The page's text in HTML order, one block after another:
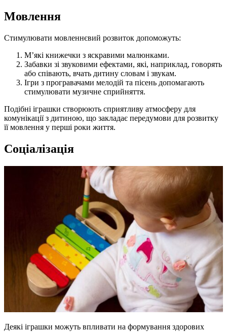
Мовлення
Стимулювати мовленнєвий розвиток допоможуть:
М’які книжечки з яскравими малюнками.
Забавки зі звуковими ефектами, які, наприклад, говорять
або співають, вчать дитину словам і звукам.
Ігри з програвачами мелодій та пісень допомагають
стимулювати музичне сприйняття.
Подібні іграшки створюють сприятливу атмосферу для
комунікації з дитиною, що закладає передумови для розвитку
її мовлення у перші роки життя.
Соціалізація
Деякі іграшки можуть впливати на формування здорових